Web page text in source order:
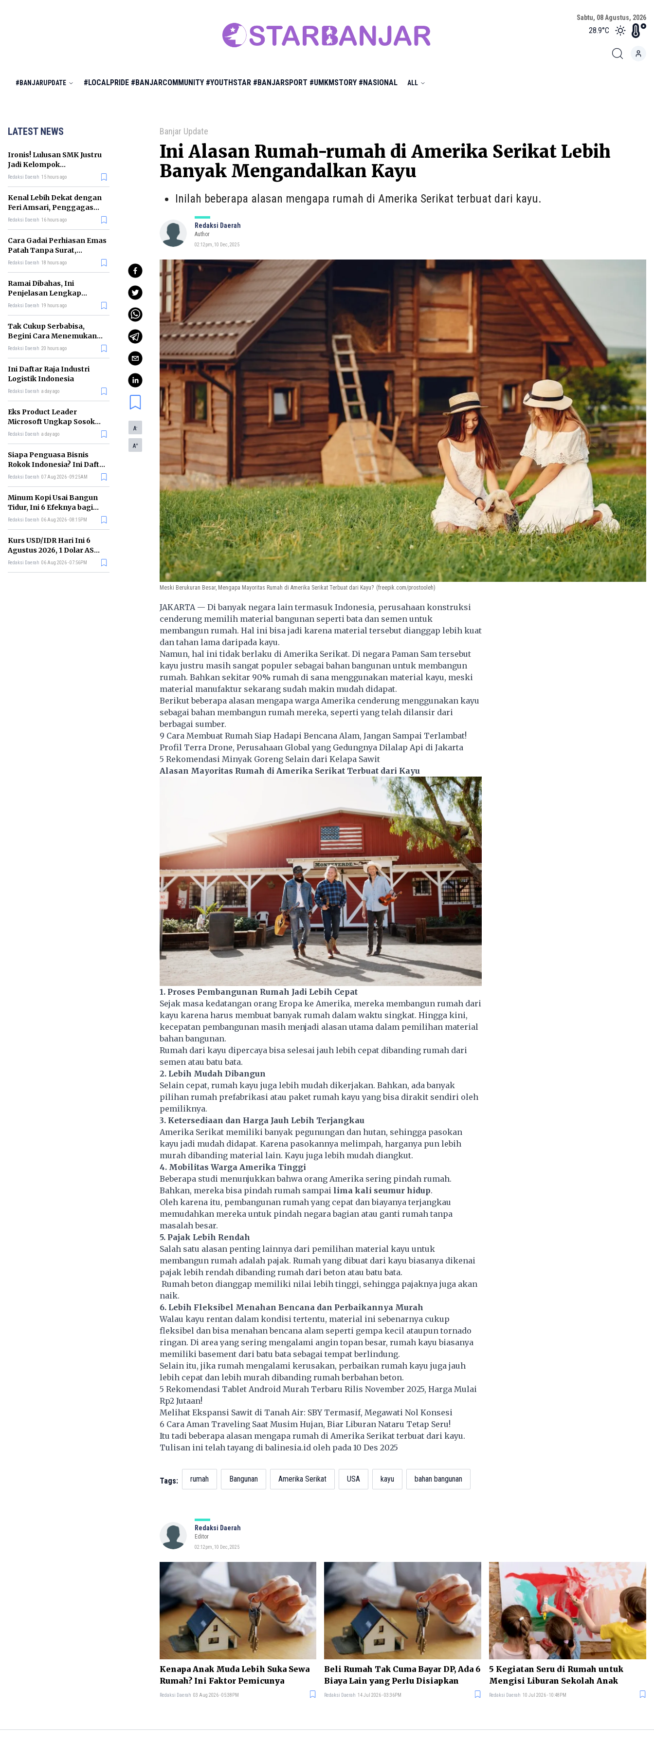
Sabtu, 08 Agustus, 2026
28.9°C
#BANJARUPDATE #LOCALPRIDE #BANJARCOMMUNITY #YOUTHSTAR #BANJARSPORT #UMKMSTORY #NASIONAL ALL
LATEST NEWS
Ironis! Lulusan SMK Justru
Jadi Kelompok
Pengangguran Terbanyak
Redaksi Daerah 15 hours ago
Kenal Lebih Dekat dengan
Feri Amsari, Penggagas
Kabinet Bayangan
Redaksi Daerah 16 hours ago
Cara Gadai Perhiasan Emas
Patah Tanpa Surat,
Ternyata Tetap Bisa!
Redaksi Daerah 18 hours ago
Ramai Dibahas, Ini
Penjelasan Lengkap
tentang Konsep Kabinet
Redaksi Daerah 19 hours ago
Tak Cukup Serbabisa,
Begini Cara Menemukan
'Spike' agar CV Dilirik HR
Redaksi Daerah 20 hours ago
Ini Daftar Raja Industri
Logistik Indonesia
Redaksi Daerah a day ago
Eks Product Leader
Microsoft Ungkap Sosok
yang Paling Cocok
Redaksi Daerah a day ago
Siapa Penguasa Bisnis
Rokok Indonesia? Ini Daftar
Perusahaan Terbesarnya
Redaksi Daerah 07 Aug 2026 - 09:25AM
Minum Kopi Usai Bangun
Tidur, Ini 6 Efeknya bagi
Kesehatan Tubuh
Redaksi Daerah 06 Aug 2026 - 08:15PM
Kurs USD/IDR Hari Ini 6
Agustus 2026, 1 Dolar AS
Kini Berapa Rupiah?
Redaksi Daerah 06 Aug 2026 - 07:56PM
Banjar Update
Ini Alasan Rumah-rumah di Amerika Serikat Lebih
Banyak Mengandalkan Kayu
Inilah beberapa alasan mengapa rumah di Amerika Serikat terbuat dari kayu.
Redaksi Daerah
Author
02:12pm, 10 Dec, 2025
A-
A+
Meski Berukuran Besar, Mengapa Mayoritas Rumah di Amerika Serikat Terbuat dari Kayu? (freepik.com/prostooleh)
JAKARTA — Di banyak negara lain termasuk Indonesia, perusahaan konstruksi
cenderung memilih material bangunan seperti bata dan semen untuk
membangun rumah. Hal ini bisa jadi karena material tersebut dianggap lebih kuat
dan tahan lama daripada kayu.
Namun, hal ini tidak berlaku di Amerika Serikat. Di negara Paman Sam tersebut
kayu justru masih sangat populer sebagai bahan bangunan untuk membangun
rumah. Bahkan sekitar 90% rumah di sana menggunakan material kayu, meski
material manufaktur sekarang sudah makin mudah didapat.
Berikut beberapa alasan mengapa warga Amerika cenderung menggunakan kayu
sebagai bahan membangun rumah mereka, seperti yang telah dilansir dari
berbagai sumber.
9 Cara Membuat Rumah Siap Hadapi Bencana Alam, Jangan Sampai Terlambat!
Profil Terra Drone, Perusahaan Global yang Gedungnya Dilalap Api di Jakarta
5 Rekomendasi Minyak Goreng Selain dari Kelapa Sawit
Alasan Mayoritas Rumah di Amerika Serikat Terbuat dari Kayu
1. Proses Pembangunan Rumah Jadi Lebih Cepat
Sejak masa kedatangan orang Eropa ke Amerika, mereka membangun rumah dari
kayu karena harus membuat banyak rumah dalam waktu singkat. Hingga kini,
kecepatan pembangunan masih menjadi alasan utama dalam pemilihan material
bahan bangunan.
Rumah dari kayu dipercaya bisa selesai jauh lebih cepat dibanding rumah dari
semen atau batu bata.
2. Lebih Mudah Dibangun
Selain cepat, rumah kayu juga lebih mudah dikerjakan. Bahkan, ada banyak
pilihan rumah prefabrikasi atau paket rumah kayu yang bisa dirakit sendiri oleh
pemiliknya.
3. Ketersediaan dan Harga Jauh Lebih Terjangkau
Amerika Serikat memiliki banyak pegunungan dan hutan, sehingga pasokan
kayu jadi mudah didapat. Karena pasokannya melimpah, harganya pun lebih
murah dibanding material lain. Kayu juga lebih mudah diangkut.
4. Mobilitas Warga Amerika Tinggi
Beberapa studi menunjukkan bahwa orang Amerika sering pindah rumah.
Bahkan, mereka bisa pindah rumah sampai lima kali seumur hidup.
Oleh karena itu, pembangunan rumah yang cepat dan biayanya terjangkau
memudahkan mereka untuk pindah negara bagian atau ganti rumah tanpa
masalah besar.
5. Pajak Lebih Rendah
Salah satu alasan penting lainnya dari pemilihan material kayu untuk
membangun rumah adalah pajak. Rumah yang dibuat dari kayu biasanya dikenai
pajak lebih rendah dibanding rumah dari beton atau batu bata.
Rumah beton dianggap memiliki nilai lebih tinggi, sehingga pajaknya juga akan
naik.
6. Lebih Fleksibel Menahan Bencana dan Perbaikannya Murah
Walau kayu rentan dalam kondisi tertentu, material ini sebenarnya cukup
fleksibel dan bisa menahan bencana alam seperti gempa kecil ataupun tornado
ringan. Di area yang sering mengalami angin topan besar, rumah kayu biasanya
memiliki basement dari batu bata sebagai tempat berlindung.
Selain itu, jika rumah mengalami kerusakan, perbaikan rumah kayu juga jauh
lebih cepat dan lebih murah dibanding rumah berbahan beton.
5 Rekomendasi Tablet Android Murah Terbaru Rilis November 2025, Harga Mulai
Rp2 Jutaan!
Melihat Ekspansi Sawit di Tanah Air: SBY Termasif, Megawati Nol Konsesi
6 Cara Aman Traveling Saat Musim Hujan, Biar Liburan Nataru Tetap Seru!
Itu tadi beberapa alasan mengapa rumah di Amerika Serikat terbuat dari kayu.
Tulisan ini telah tayang dibalinesia.idoleh pada 10 Des 2025
Tags: rumah Bangunan Amerika Serikat USA kayu bahan bangunan
Redaksi Daerah
Editor
02:12pm, 10 Dec, 2025
Kenapa Anak Muda Lebih Suka Sewa
Rumah? Ini Faktor Pemicunya
Redaksi Daerah 03 Aug 2026 - 05:38PM
Beli Rumah Tak Cuma Bayar DP, Ada 6
Biaya Lain yang Perlu Disiapkan
Redaksi Daerah 14 Jul 2026 - 03:36PM
5 Kegiatan Seru di Rumah untuk
Mengisi Liburan Sekolah Anak
Redaksi Daerah 10 Jul 2026 - 10:48PM